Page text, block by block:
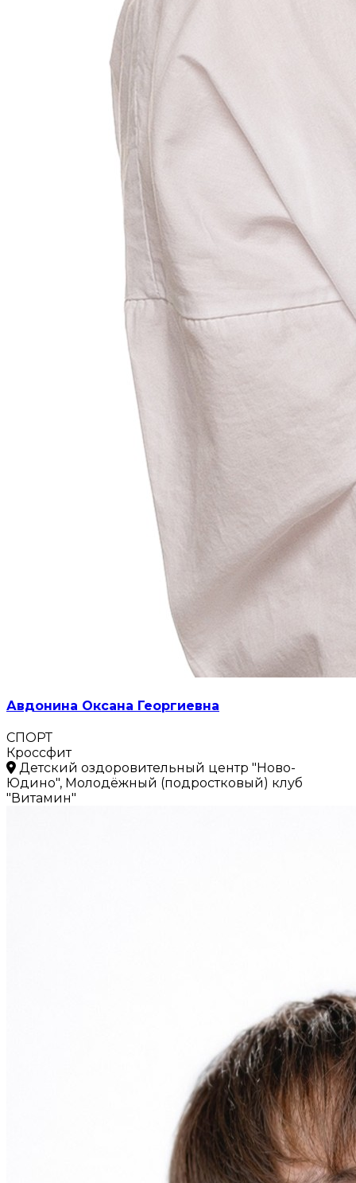
Авдонина Оксана Георгиевна
СПОРТ
Кроссфит
Детский оздоровительный центр "Ново-
Юдино", Молодёжный (подростковый) клуб
"Витамин"